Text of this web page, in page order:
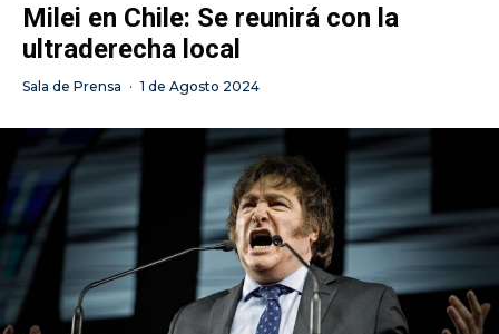
Milei en Chile: Se reunirá con la
ultraderecha local
Sala de Prensa · 1 de Agosto 2024